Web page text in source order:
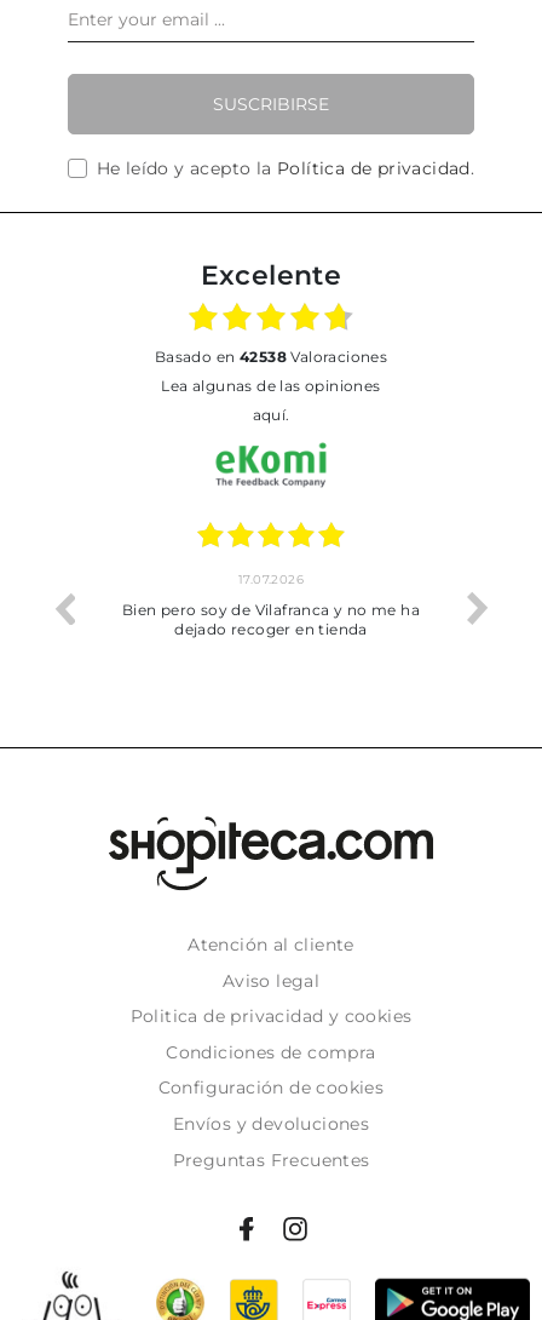
SUSCRIBIRSE
He leído y acepto la Política de privacidad.
Excelente
basado en 42538Valoraciones
Lea algunas de las opiniones
aquí.
trobat
17.07.2026
Bien pero soy de Vilafranca y no me ha
dejado recoger en tienda
Atención al cliente
Aviso legal
Politica de privacidad y cookies
Condiciones de compra
Configuración de cookies
Envíos y devoluciones
Preguntas Frecuentes